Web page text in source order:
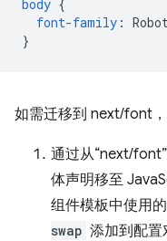
body {
font-family :
}
如需迁移到 next/font，
通过从“next/
体声明移至
组件模板中使用
swap 添加到配置